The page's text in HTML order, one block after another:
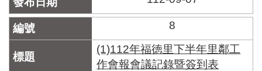
8
(1)112年福徳里下半年里鄰工
作會報會議記錄暨簽到表